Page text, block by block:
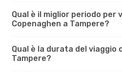
Qual è il miglior periodo per
Copenaghen a Tampere?
Qual è la durata del viaggio
Tampere?